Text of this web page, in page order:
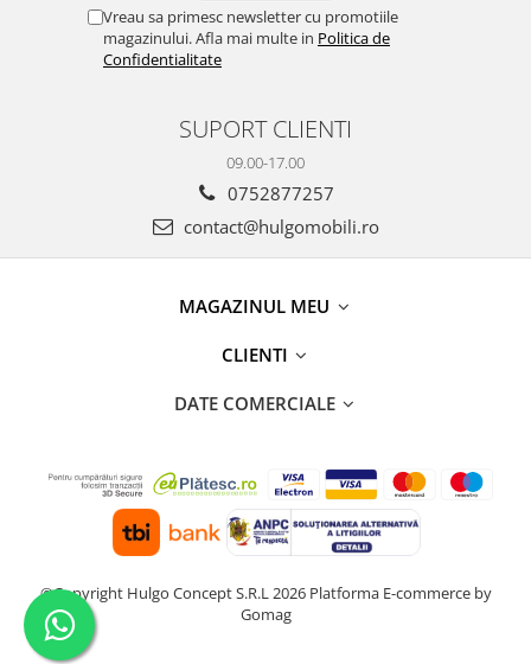
Vreau sa primesc newsletter cu promotiile
magazinului. Afla mai multe in Politica de
Confidentialitate
SUPORT CLIENTI
09.00-17.00
0752877257
contact@hulgomobili.ro
MAGAZINUL MEU
CLIENTI
DATE COMERCIALE
©Copyright Hulgo Concept S.R.L 2026 Platforma E-commerce by
Gomag